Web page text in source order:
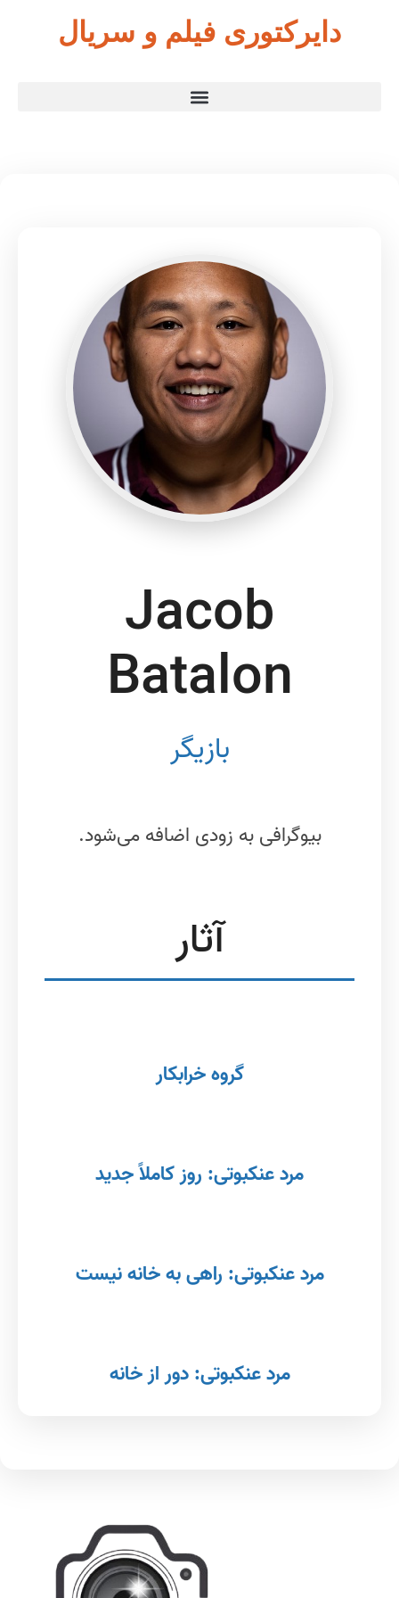
دایرکتوری فیلم و سریال
Jacob
Batalon
بازیگر
بیوگرافی به زودی اضافه می‌شود.
آثار
گروه خرابکار
مرد عنکبوتی: روز کاملاً جدید
مرد عنکبوتی: راهی به خانه نیست
مرد عنکبوتی: دور از خانه